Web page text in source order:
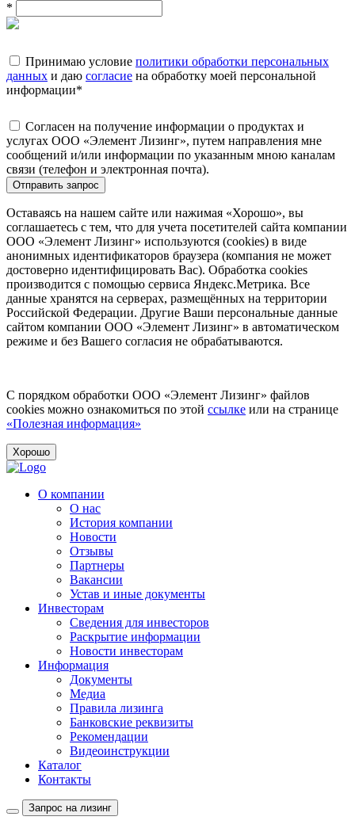
*
Принимаю условие политики обработки персональных
данных и даю согласие на обработку моей персональной
информации*
Согласен на получение информации о продуктах и
услугах ООО «Элемент Лизинг», путем направления мне
сообщений и/или информации по указанным мною каналам
связи (телефон и электронная почта).
Отправить запрос
Оставаясь на нашем сайте или нажимая «Хорошо», вы
соглашаетесь с тем, что для учета посетителей сайта компании
ООО «Элемент Лизинг» используются (cookies) в виде
анонимных идентификаторов браузера (компания не может
достоверно идентифицировать Вас). Обработка cookies
производится с помощью сервиса Яндекс.Метрика. Все
данные хранятся на серверах, размещённых на территории
Российской Федерации. Другие Ваши персональные данные
сайтом компании ООО «Элемент Лизинг» в автоматическом
режиме и без Вашего согласия не обрабатываются.
С порядком обработки ООО «Элемент Лизинг» файлов
cookies можно ознакомиться по этой ссылке или на странице
«Полезная информация»
Хорошо
О компании
О нас
История компании
Новости
Отзывы
Партнеры
Вакансии
Устав и иные документы
Инвесторам
Сведения для инвесторов
Раскрытие информации
Новости инвесторам
Информация
Документы
Медиа
Правила лизинга
Банковские реквизиты
Рекомендации
Видеоинструкции
Каталог
Контакты
Запрос на лизинг